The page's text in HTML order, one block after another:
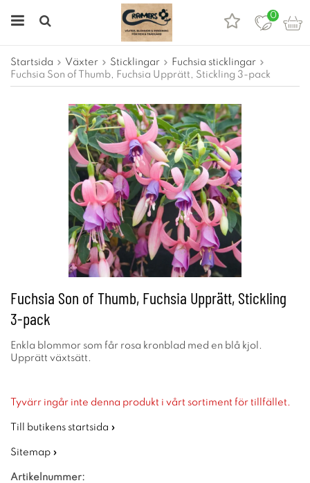
0
Startsida Växter Sticklingar
Fuchsia sticklingar
Fuchsia Son of Thumb, Fuchsia Upprätt, Stickling 3-pack
Fuchsia Son of Thumb, Fuchsia Upprätt, Stickling
3-pack
Enkla blommor som får rosa kronblad med en blå kjol.
Upprätt växtsätt.
Tyvärr ingår inte denna produkt i vårt sortiment för tillfället.
Till butikens startsida »
Sitemap »
Artikelnummer: